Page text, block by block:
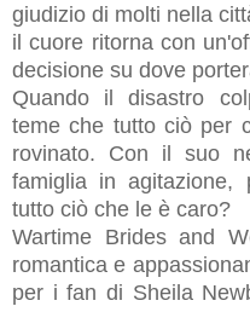
giudizio di molti nella
il cuore ritorna con
decisione su dove
Quando il disastro
teme che tutto ciò per
rovinato. Con il suo
famiglia in agitazione,
tutto ciò che le è caro?
Wartime Brides and
romantica e
per i fan di Sheila